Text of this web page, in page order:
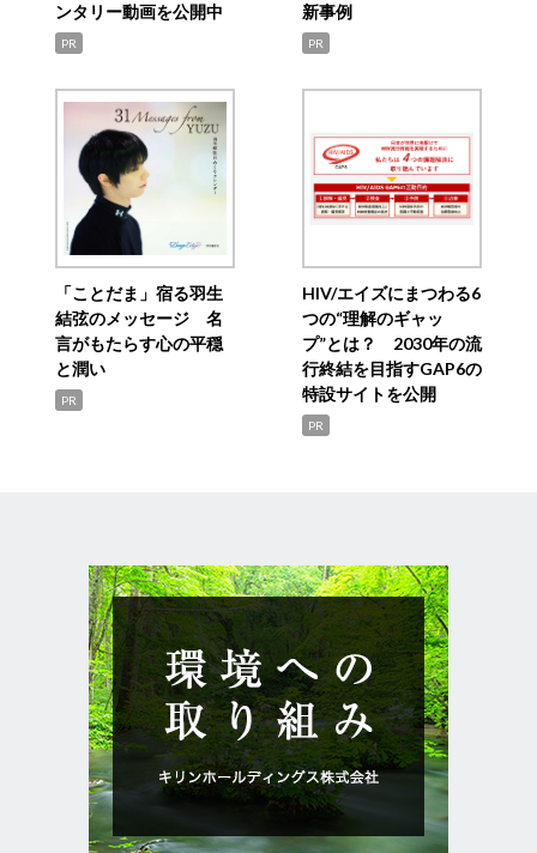
ンタリー動画を公開中
PR
新事例
PR
「ことだま」宿る羽生
結弦のメッセージ 名
言がもたらす心の平穏
と潤い
PR
HIV/エイズにまつわる6
つの“理解のギャッ
プ”とは？ 2030年の流
行終結を目指すGAP6の
特設サイトを公開
PR